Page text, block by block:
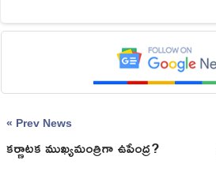
« Prev News
కర్ణాటక ముఖ్యమంత్రిగా ఉపేంద్ర?